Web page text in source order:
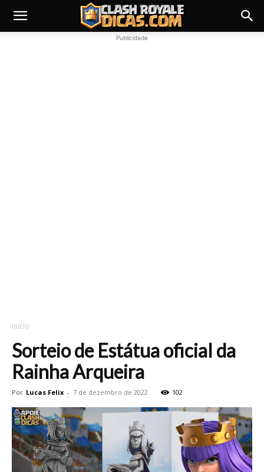
Publicidade
Início
Sorteio de Estátua oficial da
Rainha Arqueira
Por Lucas Felix - 7 de dezembro de 2022 102